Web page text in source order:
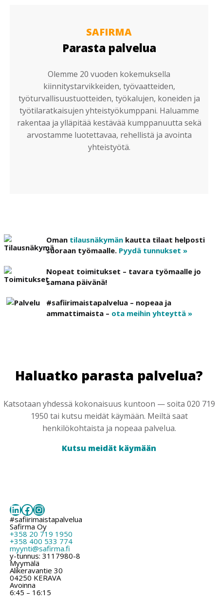
SAFIRMA
Parasta palvelua
Olemme 20 vuoden kokemuksella
kiinnitystarvikkeiden, työvaatteiden,
työturvallisuustuotteiden, työkalujen, koneiden ja
työtilaratkaisujen yhteistyökumppani. Haluamme
rakentaa ja ylläpitää kestävää kumppanuutta sekä
arvostamme luotettavaa, rehellistä ja avointa
yhteistyötä.
Oman tilausnäkymän kautta tilaat helposti
suoraan työmaalle. Pyydä tunnukset »
Nopeat toimitukset – tavara työmaalle jo
samana päivänä!
#safiirimaistapalvelua – nopeaa ja
ammattimaista – ota meihin yhteyttä »
Haluatko parasta palvelua?
Katsotaan yhdessä kokonaisuus kuntoon — soita 020 719
1950 tai kutsu meidät käymään. Meiltä saat
henkilökohtaista ja nopeaa palvelua.
Kutsu meidät käymään
LinkedIn
Facebook
Instagram
#safiirimaistapalvelua
Safirma Oy
+358 20 719 1950
+358 400 533 774
myynti@safirma.fi
y-tunnus: 3117980-8
Myymälä
Alikeravantie 30
04250 KERAVA
Avoinna
6:45 – 16:15